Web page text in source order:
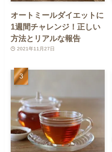
オートミールダイエットに
1週間チャレンジ！正しい
方法とリアルな報告
2021年11月27日